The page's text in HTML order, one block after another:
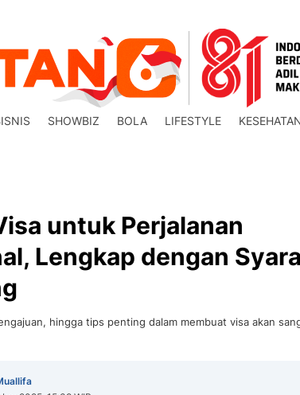
SHOWBIZ BOLA LIFESTYLE
untuk Perjalanan
Lengkap dengan
hingga tips penting dalam membuat visa akan